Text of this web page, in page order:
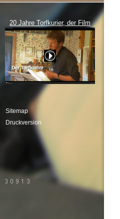
20 Jahre Torfkurier, der Film
Sitemap
Druckversion